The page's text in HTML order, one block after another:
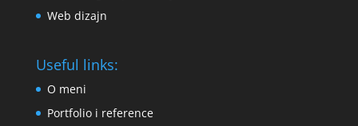
Web dizajn
Useful links:
O meni
Portfolio i reference